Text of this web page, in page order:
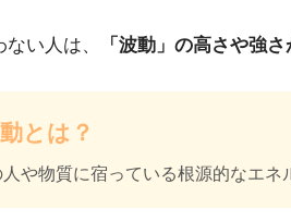
い人は、 「波動」の高さや強さ
とは？
や物質に宿っている根源的なエネ